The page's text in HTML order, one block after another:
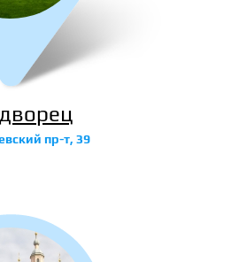
пр-т, 39